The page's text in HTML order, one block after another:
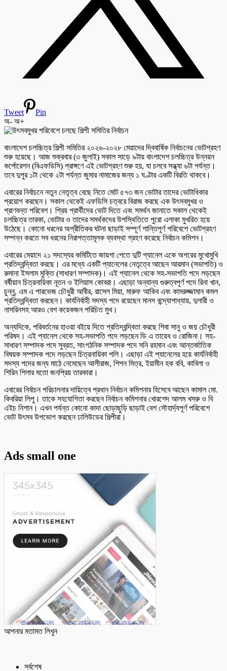
Tweet
Pin
অ- অ+
বাংলাদেশ চলচ্চিত্র শিল্পী সমিতির ২০২৬-২০২৮ মেয়াদের দ্বিবার্ষিক নির্বাচনের ভোটগ্রহণ
শুরু হয়েছে। আজ শুক্রবার (৩ জুলাই) সকাল সাড়ে ৯টায় বাংলাদেশ চলচ্চিত্র উন্নয়ন
কর্পোরেশন (বিএফডিসি) প্রাঙ্গণে এই ভোটগ্রহণ শুরু হয়, যা চলবে সন্ধ্যা ৬টা পর্যন্ত।
তবে দুপুর ১টা থেকে ২টা পর্যন্ত জুমার নামাজের জন্য ১ ঘণ্টার একটি বিরতি থাকবে।
এবারের নির্বাচনে নতুন নেতৃত্ব বেছে নিতে মোট ৫৭৩ জন ভোটার তাদের ভোটাধিকার
প্রয়োগ করছেন। সকাল থেকেই এফডিসি চত্বরে বিরাজ করছে এক উৎসবমুখর ও
প্রাণবন্ত পরিবেশ। প্রিয় প্রার্থীদের ভোট দিতে এবং সমর্থন জানাতে সকাল থেকেই
চলচ্চিত্র তারকা, ভোটার ও তাদের সমর্থকদের উপস্থিতিতে পুরো এলাকা মুখরিত হয়ে
উঠেছে। কোনো ধরনের অপ্রীতিকর ঘটনা ছাড়াই সম্পূর্ণ শান্তিপূর্ণ পরিবেশে ভোটগ্রহণ
সম্পন্ন করতে সব ধরনের নিরাপত্তামূলক ব্যবস্থা গ্রহণ করেছে নির্বাচন কমিশন।
এবারের মেয়াদে ২১ সদস্যের কমিটিতে জায়গা পেতে দুটি প্যানেল একে অপরের মুখোমুখি
প্রতিদ্বন্দ্বিতা করছে। এর মধ্যে একটি প্যানেলের নেতৃত্বে আছেন আরমান (সভাপতি) ও
রুমানা ইসলাম মুক্তি (সাধারণ সম্পাদক)। এই প্যানেল থেকে সহ-সভাপতি পদে লড়ছেন
বর্ষীয়ান চিত্রনায়িকা নূতন ও ইলিয়াস কোবরা। এছাড়া অন্যান্য গুরুত্বপূর্ণ পদে রিনা খান,
চুন্নু, এম এ পারভেজ চৌধুরী আবীর, রাসেল মিয়া, মারুফ আকিব এবং কামরুজ্জামান কমল
প্রতিদ্বন্দ্বিতা করছেন। কার্যনির্বাহী সদস্য পদে রয়েছেন মানস বন্দ্যোপাধ্যায়, দুলারী ও
নাসরিনসহ আরও বেশ কয়েকজন পরিচিত মুখ।
অন্যদিকে, পরিবর্তনের হাওয়া বইয়ে দিতে প্রতিদ্বন্দ্বিতা করছে শিবা সানু ও জয় চৌধুরী
পরিষদ। এই প্যানেল থেকে সহ-সভাপতি পদে লড়ছেন ডি এ তায়েব ও রোজিনা। সহ-
সাধারণ সম্পাদক পদে সুব্রত, সাংগঠনিক সম্পাদক পদে সনি রহমান এবং আন্তর্জাতিক
বিষয়ক সম্পাদক পদে লড়ছেন চিত্রনায়িকা পলি। এছাড়া এই প্যানেলের হয়ে কার্যনির্বাহী
সদস্য পদের জন্য মাঠে নেমেছেন আলীরাজ, শিপন মিত্র, ইয়ামীন হক ববি, কাবিলা ও
শিরিন শিলার মতো জনপ্রিয় তারকারা।
এবারের নির্বাচন পরিচালনার দায়িত্বে প্রধান নির্বাচন কমিশনার হিসেবে আছেন কামাল মো.
কিবরিয়া লিপু। তাকে সহযোগিতা করছেন নির্বাচন কমিশনার খোরশেদ আলম খসরু ও বি
এইচ নিশান। এখন পর্যন্ত কোনো কাদা ছোড়াছুড়ি ছাড়াই বেশ সৌহার্দ্যপূর্ণ পরিবেশে
ভোট উৎসব উপভোগ করছেন ঢালিউডের শিল্পীরা।
Ads small one
আপনার মতামত লিখুন
সর্বশেষ